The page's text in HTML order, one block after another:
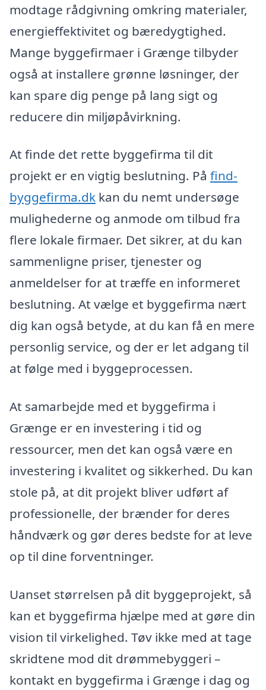
modtage rådgivning omkring materialer,
energieffektivitet og bæredygtighed.
Mange byggefirmaer i Grænge tilbyder
også at installere grønne løsninger, der
kan spare dig penge på lang sigt og
reducere din miljøpåvirkning.
At finde det rette byggefirma til dit
projekt er en vigtig beslutning. På find-
byggefirma.dk kan du nemt undersøge
mulighederne og anmode om tilbud fra
flere lokale firmaer. Det sikrer, at du kan
sammenligne priser, tjenester og
anmeldelser for at træffe en informeret
beslutning. At vælge et byggefirma nært
dig kan også betyde, at du kan få en mere
personlig service, og der er let adgang til
at følge med i byggeprocessen.
At samarbejde med et byggefirma i
Grænge er en investering i tid og
ressourcer, men det kan også være en
investering i kvalitet og sikkerhed. Du kan
stole på, at dit projekt bliver udført af
professionelle, der brænder for deres
håndværk og gør deres bedste for at leve
op til dine forventninger.
Uanset størrelsen på dit byggeprojekt, så
kan et byggefirma hjælpe med at gøre din
vision til virkelighed. Tøv ikke med at tage
skridtene mod dit drømmebyggeri –
kontakt en byggefirma i Grænge i dag og